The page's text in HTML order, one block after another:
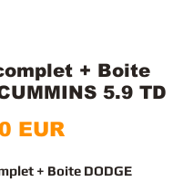
+ Boite
5.9 TD
EUR
+ Boite DODGE